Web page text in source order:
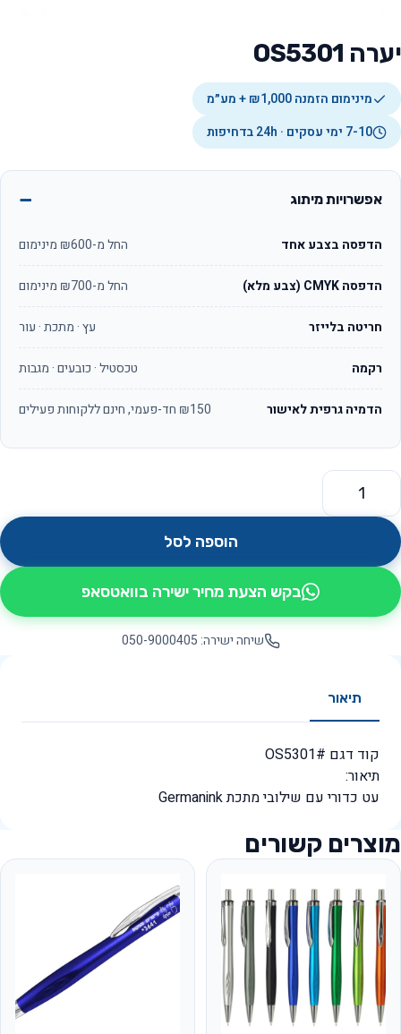
יערה OS5301
מינימום הזמנה ₪1,000 + מע״מ
7-10 ימי עסקים · 24h בדחיפות
אפשרויות מיתוג
הדפסה בצבע אחד החל מ-₪600 מינימום
הדפסה CMYK (צבע מלא) החל מ-₪700 מינימום
חריטה בלייזר עץ · מתכת · עור
רקמה טכסטיל · כובעים · מגבות
הדמיה גרפית לאישור ₪150 חד-פעמי, חינם ללקוחות פעילים
כמות של יערה OS5301
הוספה לסל
בקש הצעת מחיר ישירה בוואטסאפ
שיחה ישירה: 050-9000405
תיאור
קוד דגם #OS5301
תיאור:
עט כדורי עם שילובי מתכת Germanink
מוצרים קשורים